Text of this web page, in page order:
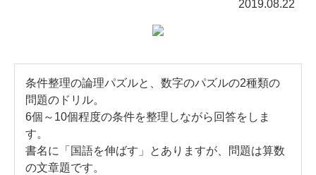
2019.08.22
条件整理の論理パズルと、数字のパズルの2種類の
問題のドリル。
6個～10個程度の条件を整理しながら回答をしま
す。
書名に「国語を伸ばす」とありますが、問題は算数
の文章題です。